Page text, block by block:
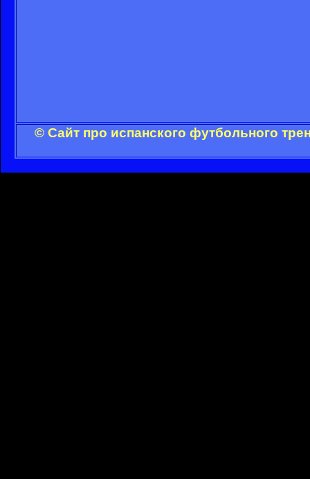
© Сайт про испанского футбольного